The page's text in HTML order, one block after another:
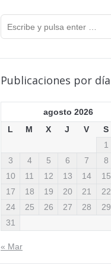
Publicaciones por día
agosto 2026
L
M X J V S
1
3
4 5 6 7 8
10
11 12 13 14 15
17
18 19 20 21 22
24
25 26 27 28 29
31
« Mar